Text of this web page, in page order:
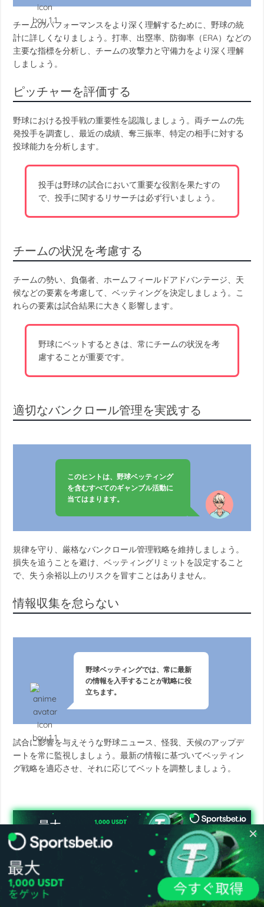
チームのパフォーマンスをより深く理解するために、野球の統
計に詳しくなりましょう。打率、出塁率、防御率（ERA）などの
主要な指標を分析し、チームの攻撃力と守備力をより深く理解
しましょう。
ピッチャーを評価する
野球における投手戦の重要性を認識しましょう。両チームの先
発投手を調査し、最近の成績、奪三振率、特定の相手に対する
投球能力を分析します。
投手は野球の試合において重要な役割を果たすの
で、投手に関するリサーチは必ず行いましょう。
チームの状況を考慮する
チームの勢い、負傷者、ホームフィールドアドバンテージ、天
候などの要素を考慮して、ベッティングを決定しましょう。こ
れらの要素は試合結果に大きく影響します。
野球にベットするときは、常にチームの状況を考
慮することが重要です。
適切なバンクロール管理を実践する
このヒントは、野球ベッティング
を含むすべてのギャンブル活動に
当てはまります。
規律を守り、厳格なバンクロール管理戦略を維持しましょう。
損失を追うことを避け、ベッティングリミットを設定すること
で、失う余裕以上のリスクを冒すことはありません。
情報収集を怠らない
野球ベッティングでは、常に最新
の情報を入手することが戦略に役
立ちます。
試合に影響を与えそうな野球ニュース、怪我、天候のアップデ
ートを常に監視しましょう。最新の情報に基づいてベッティン
グ戦略を適応させ、それに応じてベットを調整しましょう。
勝つためのプロ野球 賭け戦略
✕